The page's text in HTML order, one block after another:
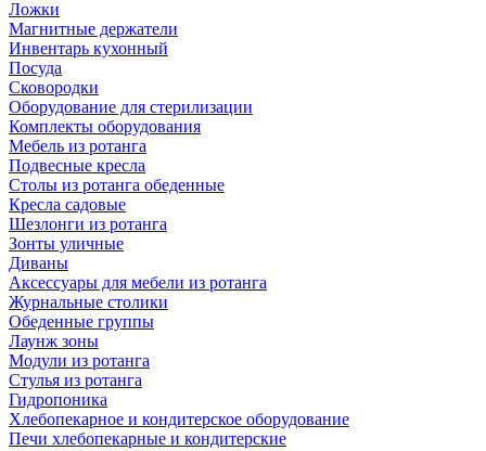
Ложки
Магнитные держатели
Инвентарь кухонный
Посуда
Сковородки
Оборудование для стерилизации
Комплекты оборудования
Мебель из ротанга
Подвесные кресла
Столы из ротанга обеденные
Кресла садовые
Шезлонги из ротанга
Зонты уличные
Диваны
Аксессуары для мебели из ротанга
Журнальные столики
Обеденные группы
Лаунж зоны
Модули из ротанга
Стулья из ротанга
Гидропоника
Хлебопекарное и кондитерское оборудование
Печи хлебопекарные и кондитерские